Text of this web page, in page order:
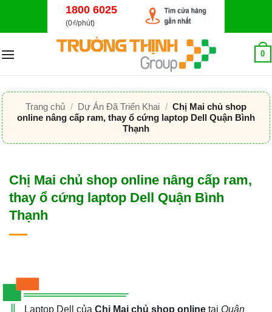
dung
1800 6025
(0₫/phút)
0
Trang chủ / Dự Án Đã Triển Khai / Chị Mai chủ shop
online nâng cấp ram, thay ổ cứng laptop Dell Quận Bình
Thạnh
Chị Mai chủ shop online nâng cấp ram,
thay ổ cứng laptop Dell Quận Bình
Thạnh
Laptop Dell của Chị Mai chủ shop online tại Quận